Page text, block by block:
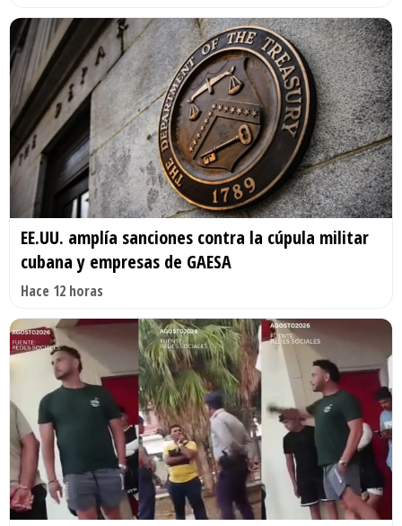
EE.UU. amplía sanciones contra la cúpula militar
cubana y empresas de GAESA
Hace 12 horas